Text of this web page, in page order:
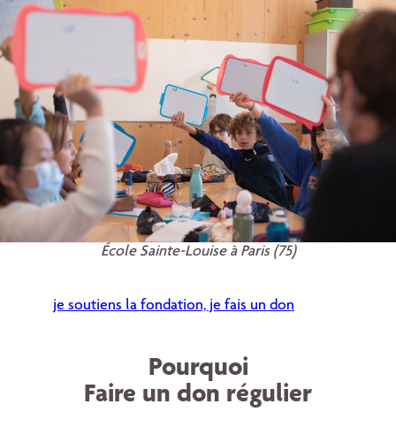
École Sainte-Louise à Paris (75)
je soutiens la fondation, je fais un don
Pourquoi
Faire un don régulier